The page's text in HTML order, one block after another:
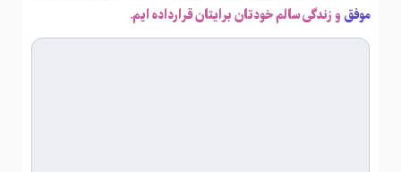
موفق و زندگی سالم خودتان برایتان قرارداده ایم.